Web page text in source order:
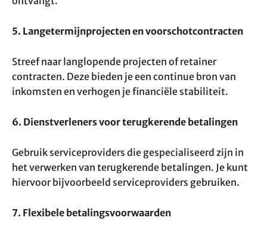
5. Langetermijnprojecten en voorschotcontracten
Streef naar langlopende projecten of retainer
contracten. Deze bieden je een continue bron van
inkomsten en verhogen je financiële stabiliteit.
6. Dienstverleners voor terugkerende betalingen
Gebruik serviceproviders die gespecialiseerd zijn in
het verwerken van terugkerende betalingen. Je kunt
hiervoor bijvoorbeeld serviceproviders gebruiken.
7. Flexibele betalingsvoorwaarden